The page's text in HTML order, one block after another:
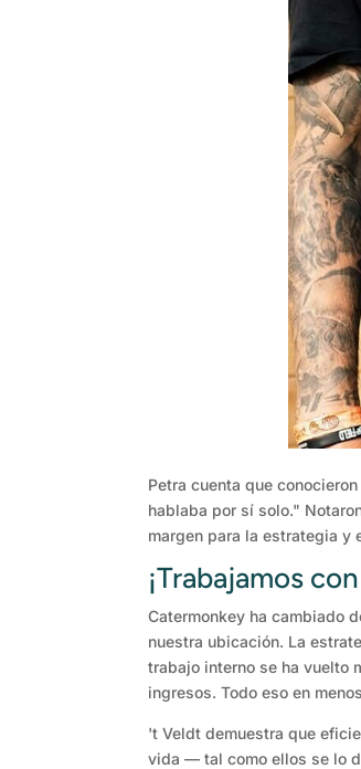
Petra cuenta que
hablaba por sí solo."
margen para la estrategia y
¡Trabajamos
Catermonkey ha cambiado
nuestra ubicación. La
trabajo interno se ha vuelto
ingresos. Todo eso en
't Veldt demuestra que
vida — tal como ellos se lo